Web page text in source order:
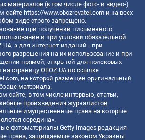
материалов (в том числе фото- и видео-),
сайте https://www.obozrevatel.com и на всех
виде строго запрещено.
при получении письменного
и при условии обязательной
а для интернет-изданий - при
разрешения на их использование и при
прямой, открытой для поисковых
страницу OBOZ.UA по ссылке
, на которой размещен оригинальный
материала.
сайте, в том числе интервью, статьи,
произведения журналистов
имущественные права на которые
середина».
фотоматериалы Getty Images редакция
права, защищаемые законом Украины